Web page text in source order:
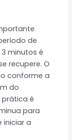
de
minutos é
recupere. O
conforme a
do
é
para
iniciar a